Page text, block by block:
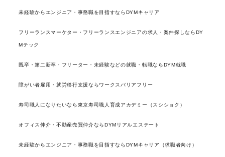
未経験からエンジニア・事務職を目指すならDYMキャリア
フリーランスマーケター・フリーランスエンジニアの求人・案件探しならDY
Mテック
既卒・第二新卒・フリーター・未経験などの就職・転職ならDYM就職
障がい者雇用・就労移行支援ならワークスバリアフリー
寿司職人になりたいなら東京寿司職人育成アカデミー（スシショク）
オフィス仲介・不動産売買仲介ならDYMリアルエステート
未経験からエンジニア・事務職を目指すならDYMキャリア（求職者向け）